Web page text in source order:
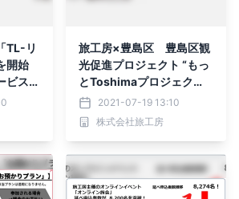
TL-リ
開始
ビス」
販売
旅工房×豊島区 豊島区観
光促進プロジェクト “もっ
とToshimaプロジェク
ト！今よりもっと、池袋が
好きになる” 第三弾は「池
袋4つの公園」がテーマの
付の池袋ツアーの紹介も
2021-07-19 13:10
株式会社旅工房